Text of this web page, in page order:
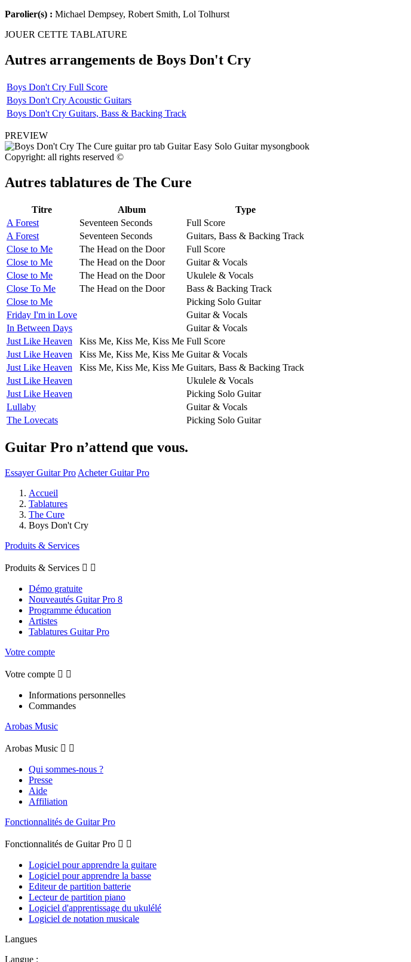
Parolier(s) : Michael Dempsey, Robert Smith, Lol Tolhurst
JOUER CETTE TABLATURE
Autres arrangements de Boys Don't Cry
Boys Don't Cry Full Score
Boys Don't Cry Acoustic Guitars
Boys Don't Cry Guitars, Bass & Backing Track
PREVIEW
Copyright: all rights reserved ©
Autres tablatures de The Cure
Titre Album
Type
A Forest
Seventeen Seconds
Full Score
A Forest
Seventeen Seconds
Guitars, Bass & Backing Track
Close to Me
The Head on the Door
Full Score
Close to Me
The Head on the Door
Guitar & Vocals
Close to Me
The Head on the Door
Ukulele & Vocals
Close To Me
The Head on the Door
Bass & Backing Track
Close to Me
Picking Solo Guitar
Friday I'm in Love
Guitar & Vocals
In Between Days
Guitar & Vocals
Just Like Heaven
Kiss Me, Kiss Me, Kiss Me Full Score
Just Like Heaven
Kiss Me, Kiss Me, Kiss Me Guitar & Vocals
Just Like Heaven
Kiss Me, Kiss Me, Kiss Me Guitars, Bass & Backing Track
Just Like Heaven
Ukulele & Vocals
Just Like Heaven
Picking Solo Guitar
Lullaby
Guitar & Vocals
The Lovecats
Picking Solo Guitar
Guitar Pro n’attend que vous.
Essayer Guitar Pro Acheter Guitar Pro
Accueil
Tablatures
The Cure
Boys Don't Cry
Produits & Services
Produits & Services  
Démo gratuite
Nouveautés Guitar Pro 8
Programme éducation
Artistes
Tablatures Guitar Pro
Votre compte
Votre compte  
Informations personnelles
Commandes
Arobas Music
Arobas Music  
Qui sommes-nous ?
Presse
Aide
Affiliation
Fonctionnalités de Guitar Pro
Fonctionnalités de Guitar Pro  
Logiciel pour apprendre la guitare
Logiciel pour apprendre la basse
Editeur de partition batterie
Lecteur de partition piano
Logiciel d'apprentissage du ukulélé
Logiciel de notation musicale
Langues
Langue :